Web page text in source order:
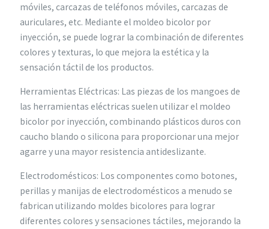
móviles, carcazas de teléfonos móviles, carcazas de
auriculares, etc. Mediante el moldeo bicolor por
inyección, se puede lograr la combinación de diferentes
colores y texturas, lo que mejora la estética y la
sensación táctil de los productos.
Herramientas Eléctricas: Las piezas de los mangoes de
las herramientas eléctricas suelen utilizar el moldeo
bicolor por inyección, combinando plásticos duros con
caucho blando o silicona para proporcionar una mejor
agarre y una mayor resistencia antideslizante.
Electrodomésticos: Los componentes como botones,
perillas y manijas de electrodomésticos a menudo se
fabrican utilizando moldes bicolores para lograr
diferentes colores y sensaciones táctiles, mejorando la